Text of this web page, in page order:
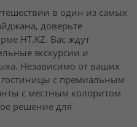
в один из самых
доверьте
HT.KZ. Вас ждут
экскурсии и
Независимо от ваших
с премиальным
с местным колоритом
решение для